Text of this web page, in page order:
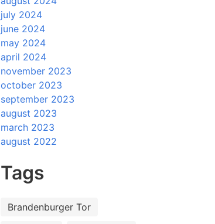
july 2024
june 2024
may 2024
april 2024
november 2023
october 2023
september 2023
august 2023
march 2023
august 2022
Tags
Brandenburger Tor